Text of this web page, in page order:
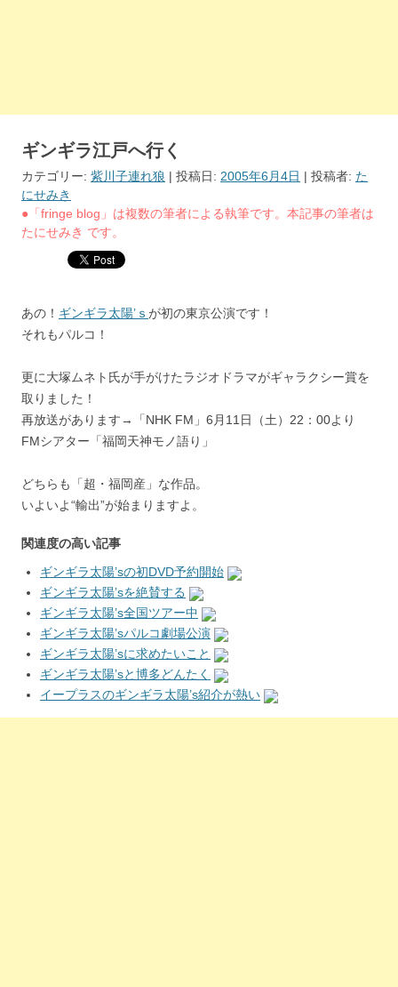
ギンギラ江戸へ行く
カテゴリー: 紫川子連れ狼 | 投稿日: 2005年6月4日 | 投稿者: た
にせみき
●「fringe blog」は複数の筆者による執筆です。本記事の筆者は
たにせみき です。
あの！ ギンギラ太陽’ｓ が初の東京公演です！
それもパルコ！
更に大塚ムネト氏が手がけたラジオドラマがギャラクシー賞を
取りました！
再放送があります→「NHK FM」6月11日（土）22：00より
FMシアター「福岡天神モノ語り」
どちらも「超・福岡産」な作品。
いよいよ“輸出”が始まりますよ。
関連度の高い記事
ギンギラ太陽’sの初DVD予約開始
ギンギラ太陽’sを絶賛する
ギンギラ太陽’s全国ツアー中
ギンギラ太陽’sパルコ劇場公演
ギンギラ太陽’sに求めたいこと
ギンギラ太陽’sと博多どんたく
イープラスのギンギラ太陽’s紹介が熱い